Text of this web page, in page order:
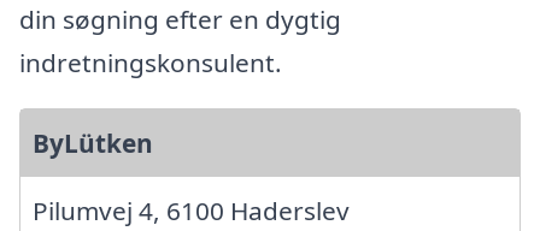
din søgning efter en dygtig
indretningskonsulent.
ByLütken
Pilumvej 4, 6100 Haderslev